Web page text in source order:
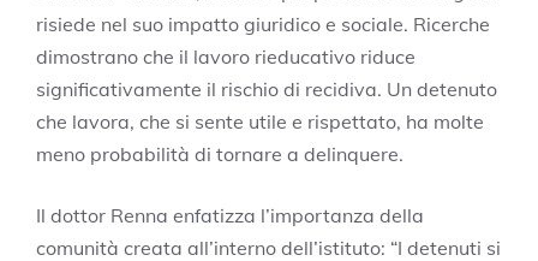
risiede nel suo impatto giuridico e sociale. Ricerche
dimostrano che il lavoro rieducativo riduce
significativamente il rischio di recidiva. Un detenuto
che lavora, che si sente utile e rispettato, ha molte
meno probabilità di tornare a delinquere.
Il dottor Renna enfatizza l’importanza della
comunità creata all’interno dell’istituto: “I detenuti si